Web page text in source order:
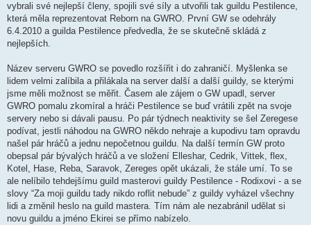
vybrali své nejlepší členy, spojili své síly a utvořili tak guildu Pestilence,
která měla reprezentovat Reborn na GWRO. První GW se odehrály
6.4.2010 a guilda Pestilence předvedla, že se skutečně skládá z
nejlepších.
Název serveru GWRO se povedlo rozšířit i do zahraničí. Myšlenka se
lidem velmi zalíbila a přilákala na server další a další guildy, se kterými
jsme měli možnost se měřit. Časem ale zájem o GW upadl, server
GWRO pomalu zkomíral a hráči Pestilence se buď vrátili zpět na svoje
servery nebo si dávali pausu. Po pár týdnech neaktivity se šel Zeregese
podívat, jestli náhodou na GWRO někdo nehraje a kupodivu tam opravdu
našel pár hráčů a jednu nepočetnou guildu. Na další termín GW proto
obepsal pár bývalých hráčů a ve složení Elleshar, Cedrik, Vittek, flex,
Kotel, Hase, Reba, Saravok, Zereges opět ukázali, že stále umí. To se
ale nelíbilo tehdejšímu guild masterovi guildy Pestilence - Rodixovi - a se
slovy “Za moji guildu tady nikdo roflit nebude” z guildy vyházel všechny
lidi a změnil heslo na guild mastera. Tím nám ale nezabránil udělat si
novu guildu a jméno Ekirei se přímo nabízelo.